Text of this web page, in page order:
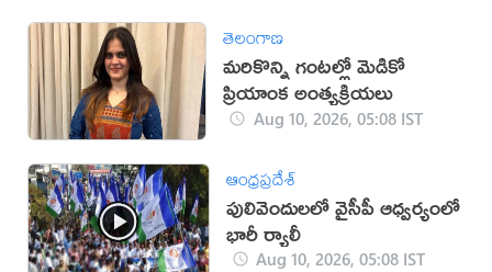
తెలంగాణ
మరికొన్ని గంటల్లో మెడికో
ప్రియాంక అంత్యక్రియలు
Aug 10, 2026, 05:08 IST
ఆంధ్రప్రదేశ్
పులివెందులలో వైసీపీ ఆధ్వర్యంలో
భారీ ర్యాలీ
Aug 10, 2026, 05:08 IST